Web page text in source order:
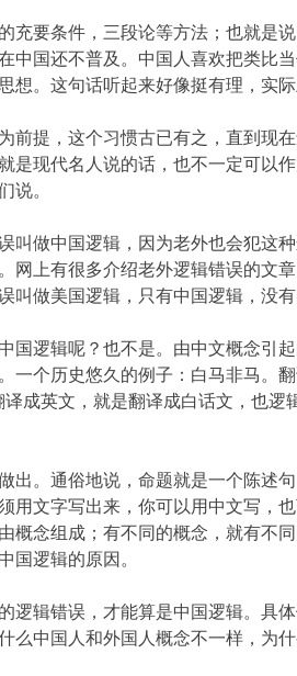
充要条件，三段论等方法；也就是
中国还不普及。中国人喜欢把类比
想。这句话听起来好像挺有理，实
前提，这个习惯古已有之，直到现
是现代名人说的话，也不一定可以
说。
叫做中国逻辑，因为老外也会犯这
网上有很多介绍老外逻辑错误的文
叫做美国逻辑，只有中国逻辑，没有
国逻辑呢？也不是。由中文概念引
一个历史悠久的例子：白马非马。
成英文，就是翻译成白话文，也
出。通俗地说，命题就是一个陈述
用文字写出来，你可以用中文写，
概念组成；有不同的概念，就有不
国逻辑的原因。
逻辑错误，才能算是中国逻辑。具
么中国人和外国人概念不一样，为